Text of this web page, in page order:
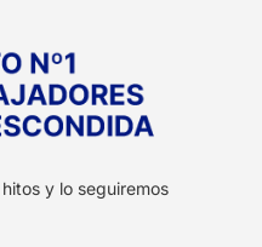
y lo seguiremos